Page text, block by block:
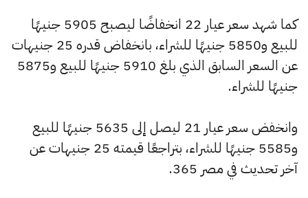
كما شهد سعر عيار 22 انخفاضًا ليصبح 5905 جنيهًا
للبيع و5850 جنيهًا للشراء، بانخفاض قدره 25 جنيهات
عن السعر السابق الذي بلغ 5910 جنيهًا للبيع و5875
جنيهًا للشراء.
وانخفض سعر عيار 21 ليصل إلى 5635 جنيهًا للبيع
و5585 جنيهًا للشراء، بتراجعًا قيمته 25 جنيهات عن
آخر تحديث في مصر 365.